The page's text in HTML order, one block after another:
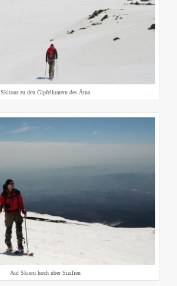
Skitour zu den Gipfelkratern des Ätna
Auf Skiern hoch über Sizilien